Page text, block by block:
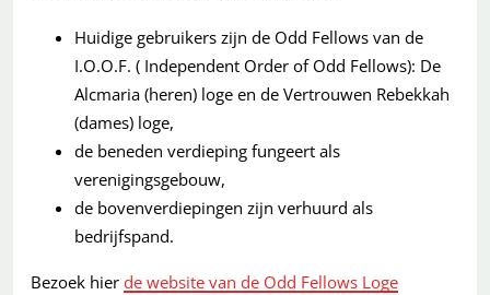
Huidige gebruikers zijn de Odd Fellows van de
I.O.O.F. ( Independent Order of Odd Fellows): De
Alcmaria (heren) loge en de Vertrouwen Rebekkah
(dames) loge,
de beneden verdieping fungeert als
verenigingsgebouw,
de bovenverdiepingen zijn verhuurd als
bedrijfspand.
Bezoek hier de website van de Odd Fellows Loge